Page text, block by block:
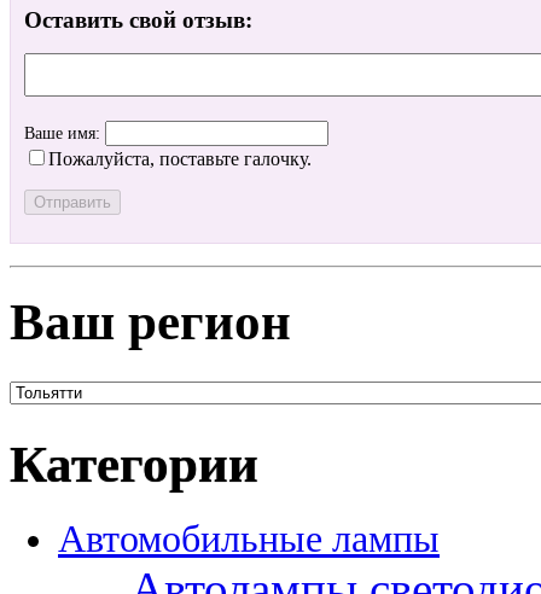
Оставить свой отзыв:
Ваше имя:
Пожалуйста, поставьте галочку.
Ваш регион
Категории
Автомобильные лампы